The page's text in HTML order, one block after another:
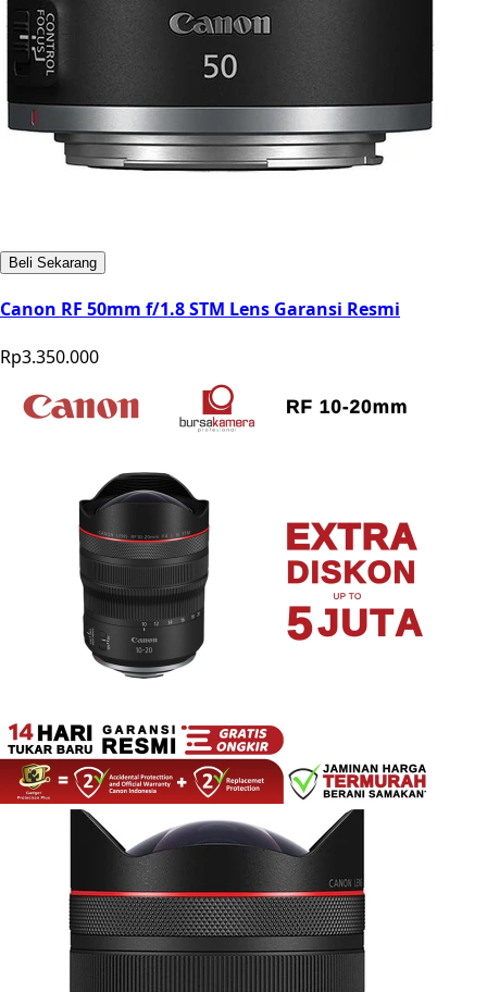
Beli Sekarang
Canon RF 50mm f/1.8 STM Lens Garansi Resmi
Rp3.350.000